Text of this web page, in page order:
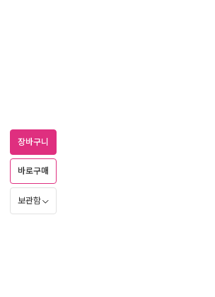
장바구니
바로구매
보관함